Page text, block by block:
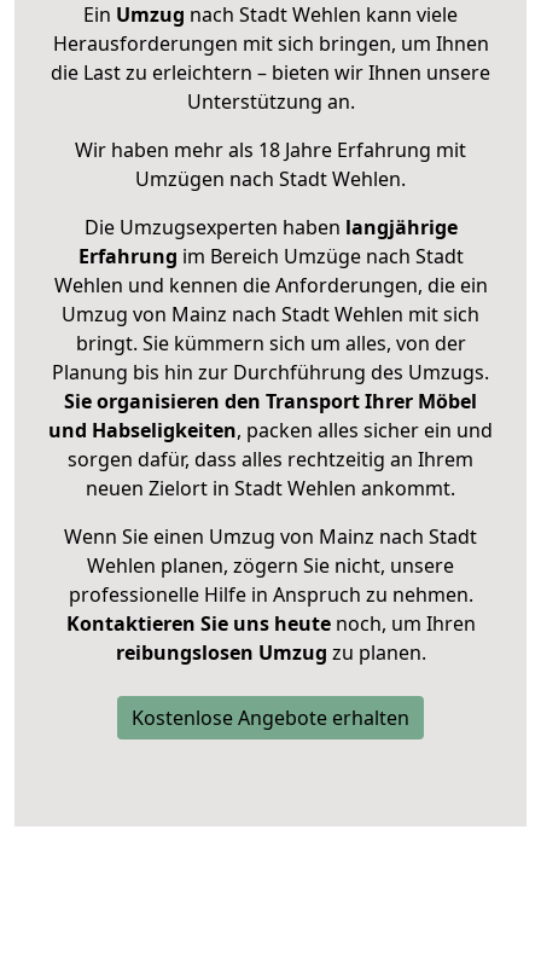
Ein Umzug nach Stadt Wehlen kann viele
Herausforderungen mit sich bringen, um Ihnen
die Last zu erleichtern – bieten wir Ihnen unsere
Unterstützung an.
Wir haben mehr als 18 Jahre Erfahrung mit
Umzügen nach Stadt Wehlen.
Die Umzugsexperten haben langjährige
Erfahrung im Bereich Umzüge nach Stadt
Wehlen und kennen die Anforderungen, die ein
Umzug von Mainz nach Stadt Wehlen mit sich
bringt. Sie kümmern sich um alles, von der
Planung bis hin zur Durchführung des Umzugs.
Sie organisieren den Transport Ihrer Möbel
und Habseligkeiten, packen alles sicher ein und
sorgen dafür, dass alles rechtzeitig an Ihrem
neuen Zielort in Stadt Wehlen ankommt.
Wenn Sie einen Umzug von Mainz nach Stadt
Wehlen planen, zögern Sie nicht, unsere
professionelle Hilfe in Anspruch zu nehmen.
Kontaktieren Sie uns heutenoch, um Ihren
reibungslosen Umzug zu planen.
Kostenlose Angebote erhalten